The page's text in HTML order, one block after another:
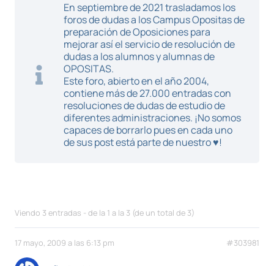
En septiembre de 2021 trasladamos los
foros de dudas a los Campus Opositas de
preparación de Oposiciones para
mejorar así el servicio de resolución de
dudas a los alumnos y alumnas de
OPOSITAS.
Este foro, abierto en el año 2004,
contiene más de 27.000 entradas con
resoluciones de dudas de estudio de
diferentes administraciones. ¡No somos
capaces de borrarlo pues en cada uno
de sus post está parte de nuestro ♥!
Viendo 3 entradas - de la 1 a la 3 (de un total de 3)
17 mayo, 2009 a las 6:13 pm #303981